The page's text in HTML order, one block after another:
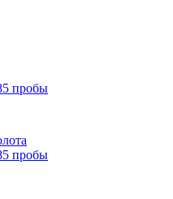
пробы
пробы